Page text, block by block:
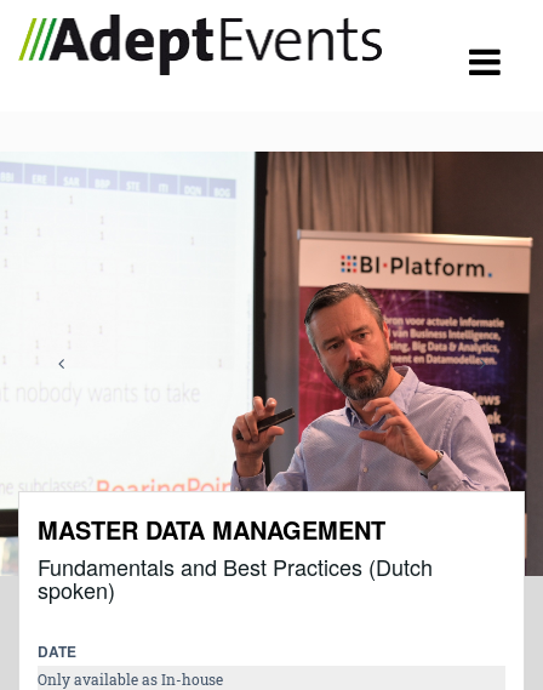
MASTER DATA MANAGEMENT
Fundamentals and Best Practices (Dutch
spoken)
DATE
Only available as In-house